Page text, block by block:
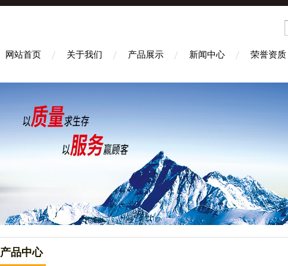
网站首页 关于我们 产品展示 新闻中心 荣誉资质
产品中心